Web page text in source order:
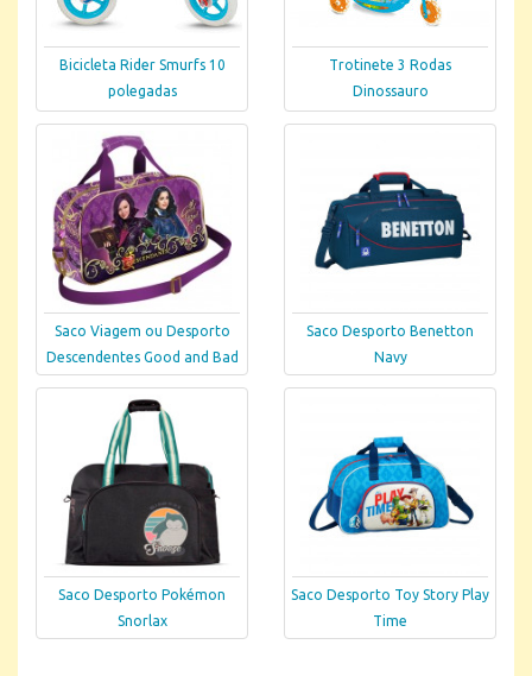
Bicicleta Rider Smurfs 10
polegadas
Trotinete 3 Rodas
Dinossauro
Saco Viagem ou Desporto
Descendentes Good and Bad
Saco Desporto Benetton
Navy
Saco Desporto Pokémon
Snorlax
Saco Desporto Toy Story Play
Time